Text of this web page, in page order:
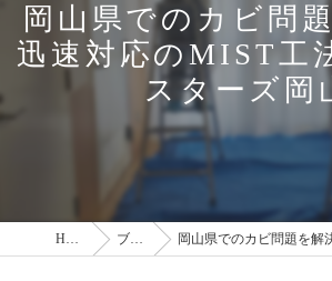
岡山県でのカビ問
迅速対応のMIST工
スターズ岡
HOME ブログ 岡山県でのカビ問題を解決！迅速対応